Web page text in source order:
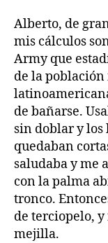
Alberto, de
mis cálculos
Army que
de la
de bañarse.
sin doblar y los
quedaban
saludaba y me
con la palma
tronco.
de terciopelo,
mejilla.